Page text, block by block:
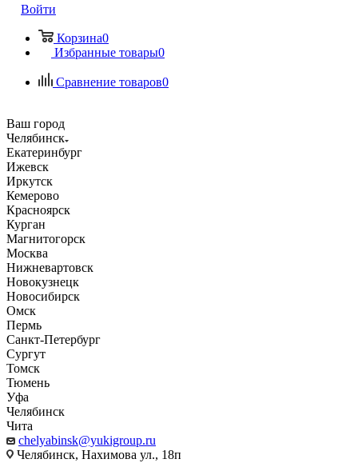
Войти
Корзина0
Избранные товары0
Сравнение товаров0
Ваш город
Челябинск
Екатеринбург
Ижевск
Иркутск
Кемерово
Красноярск
Курган
Магнитогорск
Москва
Нижневартовск
Новокузнецк
Новосибирск
Омск
Пермь
Санкт-Петербург
Сургут
Томск
Тюмень
Уфа
Челябинск
Чита
chelyabinsk@yukigroup.ru
Челябинск, Нахимова ул., 18п